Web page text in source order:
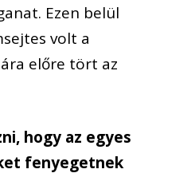
Ezen belül
volt a
előre tört az
hogy az egyes
fenyegetnek